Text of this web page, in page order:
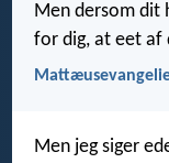
Men dersom dit
for dig, at eet af
Men jeg siger